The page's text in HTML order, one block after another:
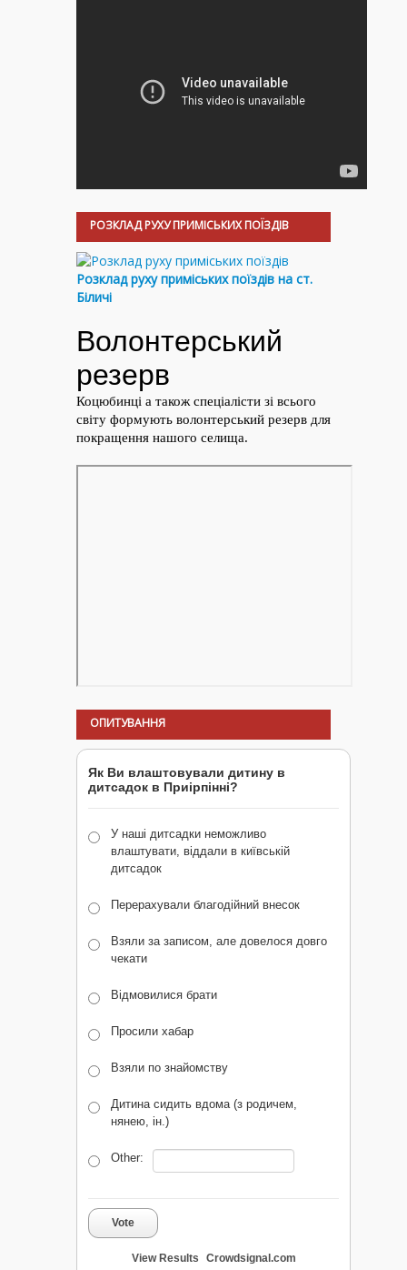
РОЗКЛАД РУХУ ПРИМІСЬКИХ ПОЇЗДІВ
Розклад руху приміських поїздів на ст.
Біличі
ОПИТУВАННЯ
Як Ви влаштовували дитину в
дитсадок в Приірпінні?
У наші дитсадки неможливо
влаштувати, віддали в київській
дитсадок
Перерахували благодійний внесок
Взяли за записом, але довелося довго
чекати
Відмовилися брати
Просили хабар
Взяли по знайомству
Дитина сидить вдома (з родичем,
нянею, ін.)
Other:
Vote
View Results Crowdsignal.com